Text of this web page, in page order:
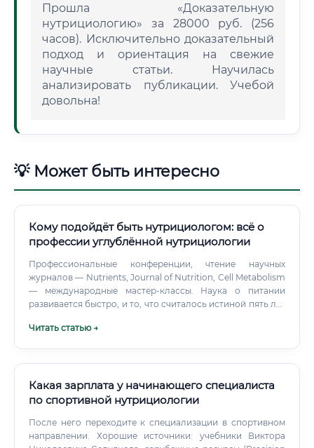
Прошла «Доказательную
нутрициологию» за 28000 руб. (256
часов). Исключительно доказательный
подход и ориентация на свежие
научные статьи. Научилась
анализировать публикации. Учебой
довольна!
💡 Может быть интересно
Кому подойдёт быть нутрициологом: всё о
профессии углублённой нутрициологии
Профессиональные конференции, чтение научных
журналов — Nutrients, Journal of Nutrition, Cell Metabolism
— международные мастер-классы. Наука о питании
развивается быстро, и то, что считалось истиной пять лет
Читать статью →
Какая зарплата у начинающего специалиста
по спортивной нутрициологии
После него переходите к специализации в спортивном
направлении. Хорошие источники: учебники Виктора